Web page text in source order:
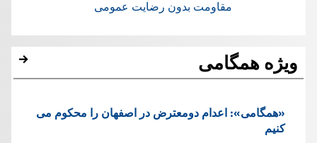
مقاومت بدون رضایت عمومی
ویژه همگامی
«همگامی»: اعدام دومعترض در اصفهان را محکوم می
کنیم